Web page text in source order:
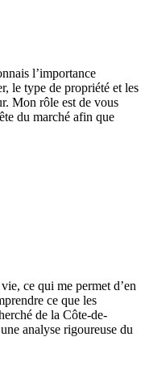
l’importance
le type de propriété et les
Mon rôle est de vous
du marché afin que
ce qui me permet d’en
ce que les
de la Côte-de-
analyse rigoureuse du